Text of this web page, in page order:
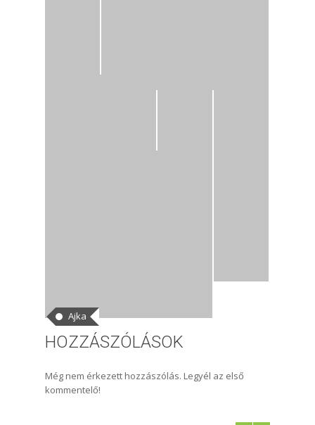
Ajka
HOZZÁSZÓLÁSOK
Még nem érkezett hozzászólás. Legyél az első
kommentelő!